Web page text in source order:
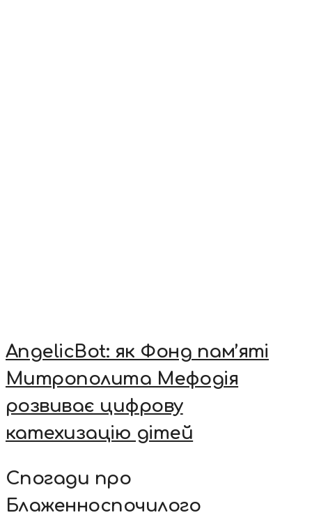
AngelicBot: як Фонд пам’яті
Митрополита Мефодія
розвиває цифрову
катехизацію дітей
Спогади про
Блаженноспочилого